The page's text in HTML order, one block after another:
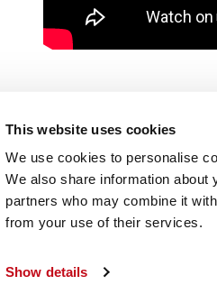
This website uses cookies
We use cookies to personalise
We also share information about
partners who may combine it
from your use of their services.
Show details
供物理保障
行为规范 公司信息